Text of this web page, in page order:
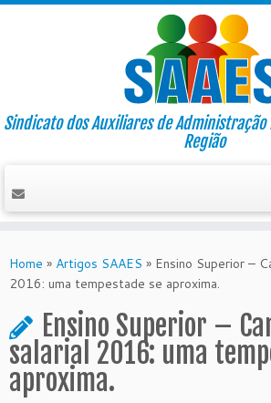
to
content
Sindicato dos Auxiliares de Administração
Região
Home » Artigos SAAES » Ensino Superior –
2016: uma tempestade se aproxima.
Ensino Superior –
salarial 2016: uma
aproxima.